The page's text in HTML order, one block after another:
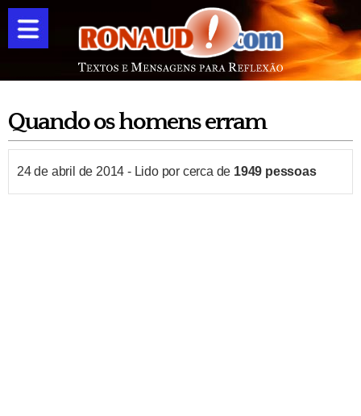
Quando os homens erram
24 de abril de 2014 - Lido por cerca de 1949 pessoas